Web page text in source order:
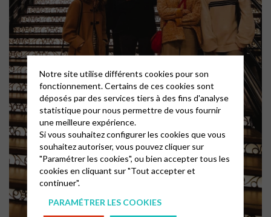
Notre site utilise différents cookies pour son
fonctionnement. Certains de ces cookies sont
déposés par des services tiers à des fins d'analyse
statistique pour nous permettre de vous fournir
une meilleure expérience.
Si vous souhaitez configurer les cookies que vous
souhaitez autoriser, vous pouvez cliquer sur
"Paramétrer les cookies", ou bien accepter tous les
cookies en cliquant sur "Tout accepter et
continuer".
PARAMÉTRER LES COOKIES